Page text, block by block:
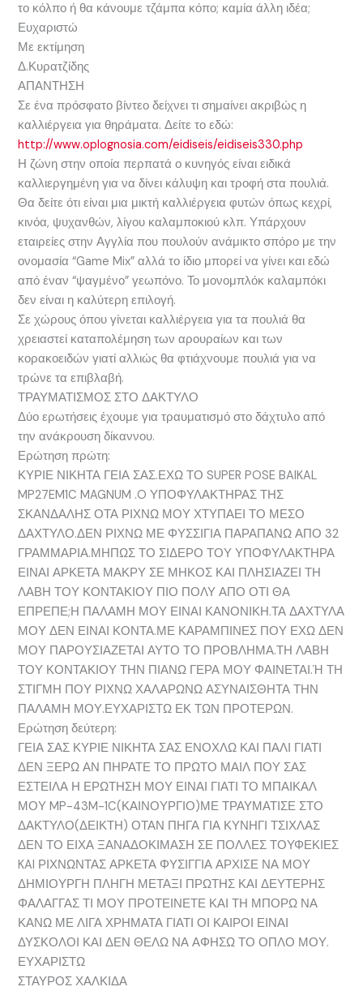
το κόλπο ή θα κάνουμε τζάμπα κόπο; καμία άλλη ιδέα;
Ευχαριστώ
Με εκτίμηση
Δ.Κυρατζίδης
ΑΠΑΝΤΗΣΗ
Σε ένα πρόσφατο βίντεο δείχνει τι σημαίνει ακριβώς η
καλλιέργεια για θηράματα. Δείτε το εδώ:
http://www.oplognosia.com/eidiseis/eidiseis330.php
Η ζώνη στην οποία περπατά ο κυνηγός είναι ειδικά
καλλιεργημένη για να δίνει κάλυψη και τροφή στα πουλιά.
Θα δείτε ότι είναι μια μικτή καλλιέργεια φυτών όπως κεχρί,
κινόα, ψυχανθών, λίγου καλαμποκιού κλπ. Υπάρχουν
εταιρείες στην Αγγλία που πουλούν ανάμικτο σπόρο με την
ονομασία “Game Mix” αλλά το ίδιο μπορεί να γίνει και εδώ
από έναν “ψαγμένο” γεωπόνο. Το μονομπλόκ καλαμπόκι
δεν είναι η καλύτερη επιλογή.
Σε χώρους όπου γίνεται καλλιέργεια για τα πουλιά θα
χρειαστεί καταπολέμηση των αρουραίων και των
κορακοειδών γιατί αλλιώς θα φτιάχνουμε πουλιά για να
τρώνε τα επιβλαβή.
ΤΡΑΥΜΑΤΙΣΜΟΣ ΣΤΟ ΔΑΚΤΥΛΟ
Δύο ερωτήσεις έχουμε για τραυματισμό στο δάχτυλο από
την ανάκρουση δίκαννου.
Ερώτηση πρώτη:
ΚΥΡΙΕ ΝΙΚΗΤΑ ΓΕΙΑ ΣΑΣ.ΕΧΩ ΤΟ SUPER POSE BAIKAL
MP27EM1C MAGNUM .O ΥΠΟΦΥΛΑΚΤΗΡΑΣ ΤΗΣ
ΣΚΑΝΔΑΛΗΣ ΟΤΑ ΡΙΧΝΩ ΜΟΥ ΧΤΥΠΑΕΙ ΤΟ ΜΕΣΟ
ΔΑΧΤΥΛΟ.ΔΕΝ ΡΙΧΝΩ ΜΕ ΦΥΣΣΙΓΙΑ ΠΑΡΑΠΑΝΩ ΑΠΟ 32
ΓΡΑΜΜΑΡΙΑ.ΜΗΠΩΣ ΤΟ ΣΙΔΕΡΟ ΤΟΥ ΥΠΟΦΥΛΑΚΤΗΡΑ
ΕΙΝΑΙ ΑΡΚΕΤΑ ΜΑΚΡΥ ΣΕ ΜΗΚΟΣ ΚΑΙ ΠΛΗΣΙΑΖΕΙ ΤΗ
ΛΑΒΗ ΤΟΥ ΚΟΝΤΑΚΙΟΥ ΠΙΟ ΠΟΛΥ ΑΠΟ ΟΤΙ ΘΑ
ΕΠΡΕΠΕ;Η ΠΑΛΑΜΗ ΜΟΥ ΕΙΝΑΙ ΚΑΝΟΝΙΚΗ.ΤΑ ΔΑΧΤΥΛΑ
ΜΟΥ ΔΕΝ ΕΙΝΑΙ ΚΟΝΤΑ.ΜΕ ΚΑΡΑΜΠΙΝΕΣ ΠΟΥ ΕΧΩ ΔΕΝ
ΜΟΥ ΠΑΡΟΥΣΙΑΖΕΤΑΙ ΑΥΤΟ ΤΟ ΠΡΟΒΛΗΜΑ.ΤΗ ΛΑΒΗ
ΤΟΥ ΚΟΝΤΑΚΙΟΥ ΤΗΝ ΠΙΑΝΩ ΓΕΡΑ ΜΟΥ ΦΑΙΝΕΤΑΙ.Ή ΤΗ
ΣΤΙΓΜΗ ΠΟΥ ΡΙΧΝΩ ΧΑΛΑΡΩΝΩ ΑΣΥΝΑΙΣΘΗΤΑ ΤΗΝ
ΠΑΛΑΜΗ ΜΟΥ.ΕΥΧΑΡΙΣΤΩ ΕΚ ΤΩΝ ΠΡΟΤΕΡΩΝ.
Ερώτηση δεύτερη:
ΓΕΙΑ ΣΑΣ ΚΥΡΙΕ ΝΙΚΗΤΑ ΣΑΣ ΕΝΟΧΛΩ ΚΑΙ ΠΑΛΙ ΓΙΑΤΙ
ΔΕΝ ΞΕΡΩ ΑΝ ΠΗΡΑΤΕ ΤΟ ΠΡΩΤΟ ΜΑΙΛ ΠΟΥ ΣΑΣ
ΕΣΤΕΙΛΑ Η ΕΡΩΤΗΣΗ ΜΟΥ ΕΙΝΑΙ ΓΙΑΤΙ ΤΟ ΜΠΑΙΚΑΛ
ΜΟΥ MP-43M-1C(ΚΑΙΝΟΥΡΓΙΟ)ΜΕ ΤΡΑΥΜΑΤΙΣΕ ΣΤΟ
ΔΑΚΤΥΛΟ(ΔΕΙΚΤΗ) ΟΤΑΝ ΠΗΓΑ ΓΙΑ ΚΥΝΗΓΙ ΤΣΙΧΛΑΣ
ΔΕΝ ΤΟ ΕΙΧΑ ΞΑΝΑΔΟΚΙΜΑΣΗ ΣΕ ΠΟΛΛΕΣ ΤΟΥΦΕΚΙΕΣ
KAI ΡΙΧΝΩΝΤΑΣ ΑΡΚΕΤΑ ΦΥΣΙΓΓΙΑ ΑΡΧΙΣΕ ΝΑ ΜΟΥ
ΔΗΜΙΟΥΡΓΗ ΠΛΗΓΗ ΜΕΤΑΞΙ ΠΡΩΤΗΣ ΚΑΙ ΔΕΥΤΕΡΗΣ
ΦΑΛΑΓΓΑΣ ΤΙ ΜΟΥ ΠΡΟΤΕΙΝΕΤΕ ΚΑΙ ΤΗ ΜΠΟΡΩ ΝΑ
ΚΑΝΩ ΜΕ ΛΙΓΑ ΧΡΗΜΑΤΑ ΓΙΑΤΙ ΟΙ ΚΑΙΡΟΙ ΕΙΝΑΙ
ΔΥΣΚΟΛΟΙ ΚΑΙ ΔΕΝ ΘΕΛΩ ΝΑ ΑΦΗΣΩ ΤΟ ΟΠΛΟ ΜΟΥ.
ΕΥΧΑΡΙΣΤΩ
ΣΤΑΥΡΟΣ ΧΑΛΚΙΔΑ